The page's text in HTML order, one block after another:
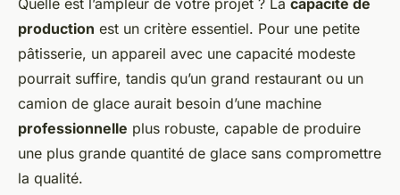
Quelle est l’ampleur de votre projet ? La capacité de
production est un critère essentiel. Pour une petite
pâtisserie, un appareil avec une capacité modeste
pourrait suffire, tandis qu’un grand restaurant ou un
camion de glace aurait besoin d’une machine
professionnelle plus robuste, capable de produire
une plus grande quantité de glace sans compromettre
la qualité.